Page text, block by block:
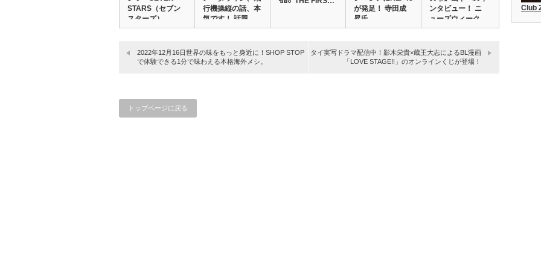
STARS（セブン
スターズ）…
行機操縦の話、本
気です！ 話題
の…
が発足！ 寺田成
昇氏…
ンタビュー！ ニ
ューズウィーク
日…
2022年12月16日世界の味をもっと身近に！SHOP STOP
で体験できる1分で味わえる本格海外メシ。
タイ実写ドラマ配信中！影木栄貴×蔵王大志によるBL漫画
「LOVE STAGE!!」のオンラインくじが登場！
トップページに戻る
Club